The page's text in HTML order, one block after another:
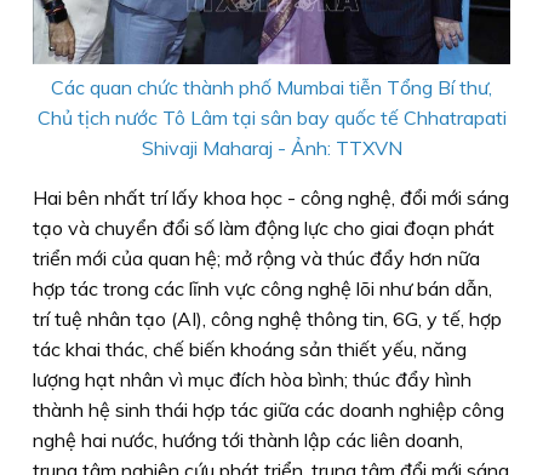
Các quan chức thành phố Mumbai tiễn Tổng Bí thư,
Chủ tịch nước Tô Lâm tại sân bay quốc tế Chhatrapati
Shivaji Maharaj - Ảnh: TTXVN
Hai bên nhất trí lấy khoa học - công nghệ, đổi mới sáng
tạo và chuyển đổi số làm động lực cho giai đoạn phát
triển mới của quan hệ; mở rộng và thúc đẩy hơn nữa
hợp tác trong các lĩnh vực công nghệ lõi như bán dẫn,
trí tuệ nhân tạo (AI), công nghệ thông tin, 6G, y tế, hợp
tác khai thác, chế biến khoáng sản thiết yếu, năng
lượng hạt nhân vì mục đích hòa bình; thúc đẩy hình
thành hệ sinh thái hợp tác giữa các doanh nghiệp công
nghệ hai nước, hướng tới thành lập các liên doanh,
trung tâm nghiên cứu phát triển, trung tâm đổi mới sáng